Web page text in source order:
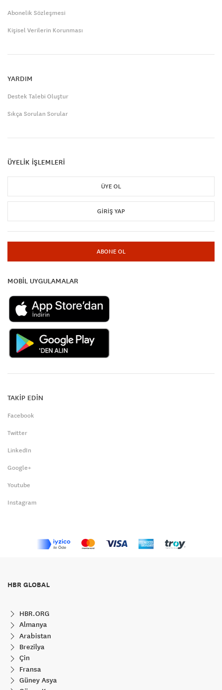
Abonelik Sözleşmesi
Kişisel Verilerin Korunması
YARDIM
Destek Talebi Oluştur
Sıkça Sorulan Sorular
ÜYELİK İŞLEMLERİ
ÜYE OL
GIRIŞ YAP
ABONE OL
MOBİL UYGULAMALAR
TAKİP EDİN
Facebook
Twitter
LinkedIn
Google+
Youtube
Instagram
HBR GLOBAL
HBR.ORG
Almanya
Arabistan
Brezilya
Çin
Fransa
Güney Asya